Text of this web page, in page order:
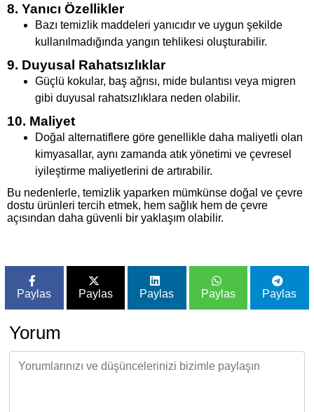
8. Yanıcı Özellikler
Bazı temizlik maddeleri yanıcıdır ve uygun şekilde
kullanılmadığında yangın tehlikesi oluşturabilir.
9. Duyusal Rahatsızlıklar
Güçlü kokular, baş ağrısı, mide bulantısı veya migren
gibi duyusal rahatsızlıklara neden olabilir.
10. Maliyet
Doğal alternatiflere göre genellikle daha maliyetli olan
kimyasallar, aynı zamanda atık yönetimi ve çevresel
iyileştirme maliyetlerini de artırabilir.
Bu nedenlerle, temizlik yaparken mümkünse doğal ve çevre
dostu ürünleri tercih etmek, hem sağlık hem de çevre
açısından daha güvenli bir yaklaşım olabilir.
Paylas Paylas Paylas Paylas Paylas
Yorum